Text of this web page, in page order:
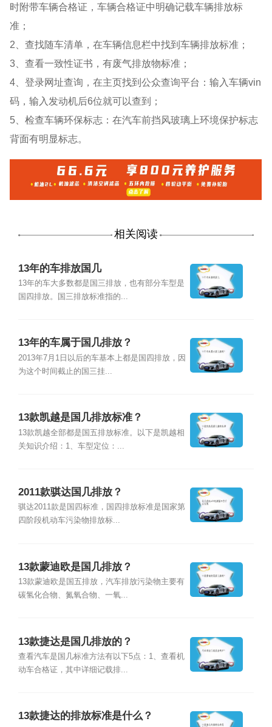
时附带车辆合格证，车辆合格证中明确记载车辆排放标
准；
2、查找随车清单，在车辆信息栏中找到车辆排放标准；
3、查看一致性证书，有废气排放物标准；
4、登录网址查询，在主页找到公众查询平台：输入车辆vin
码，输入发动机后6位就可以查到；
5、检查车辆环保标志：在汽车前挡风玻璃上环境保护标志
背面有明显标志。
相关阅读
13年的车排放国几
13年的车大多数都是国三排放，也有部分车型是
国四排放。国三排放标准指的...
13年的车属于国几排放？
2013年7月1日以后的车基本上都是国四排放，因
为这个时间截止的国三挂...
13款凯越是国几排放标准？
13款凯越全部都是国五排放标准。以下是凯越相
关知识介绍：1、车型定位：...
2011款骐达国几排放？
骐达2011款是国四标准，国四排放标准是国家第
四阶段机动车污染物排放标...
13款蒙迪欧是国几排放？
13款蒙迪欧是国五排放，汽车排放污染物主要有
碳氢化合物、氮氧合物、一氧...
13款捷达是国几排放的？
查看汽车是国几标准方法有以下5点：1、查看机
动车合格证，其中详细记载排...
13款捷达的排放标准是什么？